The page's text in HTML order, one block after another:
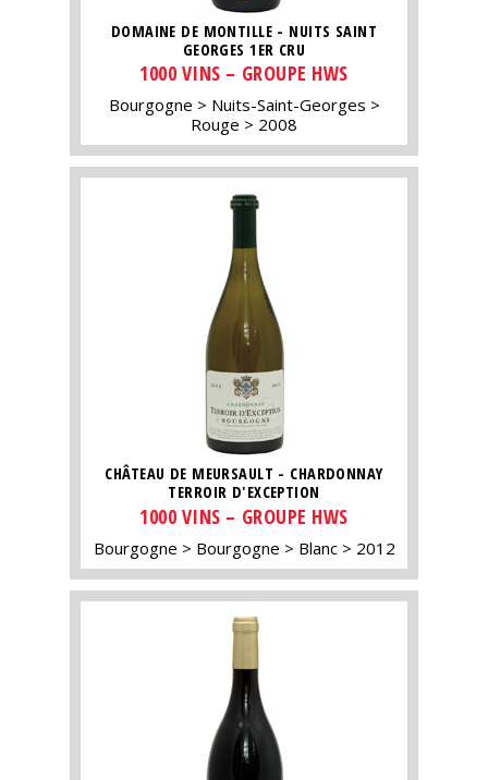
DOMAINE DE MONTILLE - NUITS SAINT
GEORGES 1ER CRU
1000 VINS – GROUPE HWS
Bourgogne
Nuits-Saint-Georges
Rouge
2008
CHÂTEAU DE MEURSAULT - CHARDONNAY
TERROIR D'EXCEPTION
1000 VINS – GROUPE HWS
Bourgogne Bourgogne Blanc 2012